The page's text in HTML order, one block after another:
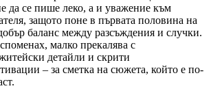
да се пише леко, а и уважение към
защото поне в първата половина на
баланс между разсъждения и случки.
малко прекалява с
детайли и скрити
– за сметка на сюжета, който е по-